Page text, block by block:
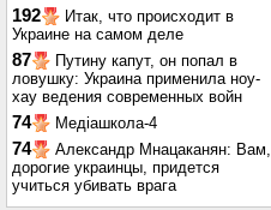
192
Итак, что происходит в
Украине на самом деле
87
Путину капут, он попал в
ловушку: Украина применила ноу-
хау ведения современных войн
74 Медіашкола-4
74
Александр Мнацаканян: Вам,
дорогие украинцы, придется
учиться убивать врага